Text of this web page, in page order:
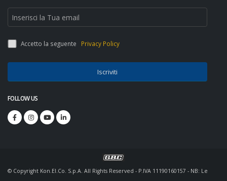
Accetto la seguente Privacy Policy
Iscriviti
FOLLOW US
© Copyright Kon.El.Co. S.p.A. All Rights Reserved - P.IVA 11190160157 - NB: Le